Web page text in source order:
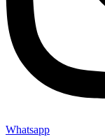
Whatsapp